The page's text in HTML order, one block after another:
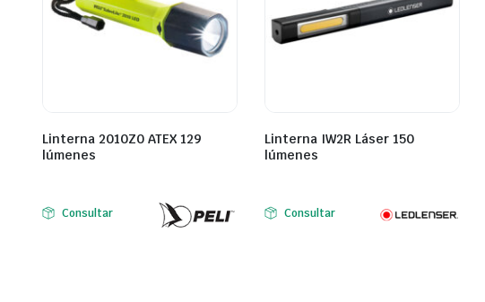
Linterna 2010Z0 ATEX 129
lúmenes
Consultar
Linterna IW2R Láser 150
lúmenes
Consultar